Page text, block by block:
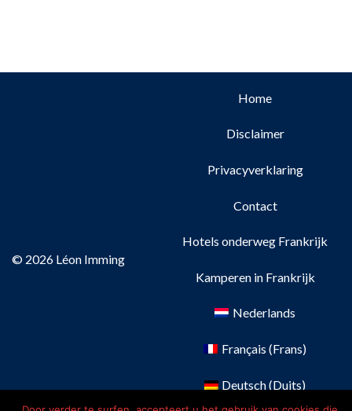
© 2026 Léon Imming
Home
Disclaimer
Privacyverklaring
Contact
Hotels onderweg Frankrijk
Kamperen in Frankrijk
Nederlands
Français (Frans)
Deutsch(Duits)